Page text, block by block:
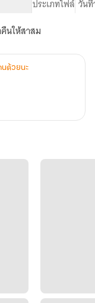
ประเภทไฟล์ วันที่
นให้สาสม
นด้วยนะ